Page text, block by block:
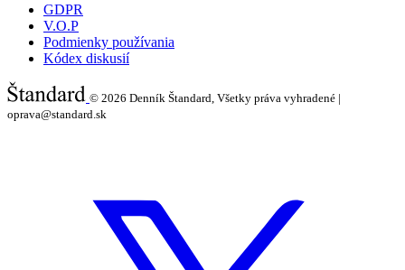
GDPR
V.O.P
Podmienky používania
Kódex diskusií
© 2026 Denník Štandard, Všetky práva vyhradené |
oprava@standard.sk